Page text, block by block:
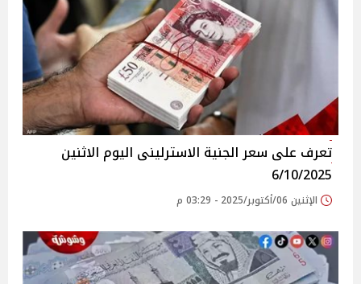
تعرف على سعر الجنية الاسترلينى اليوم الاثنين
6/10/2025
الإثنين 06/أكتوبر/2025 - 03:29 م